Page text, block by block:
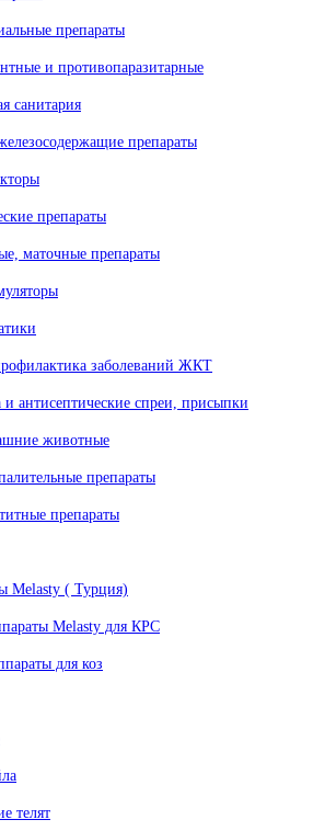
препараты
и противопаразитарные
санитария
препараты
препараты
маточные препараты
заболеваний ЖКТ
антисептические спреи, присыпки
животные
препараты
препараты
Melasty ( Турция)
Melasty для КРС
для коз
телят